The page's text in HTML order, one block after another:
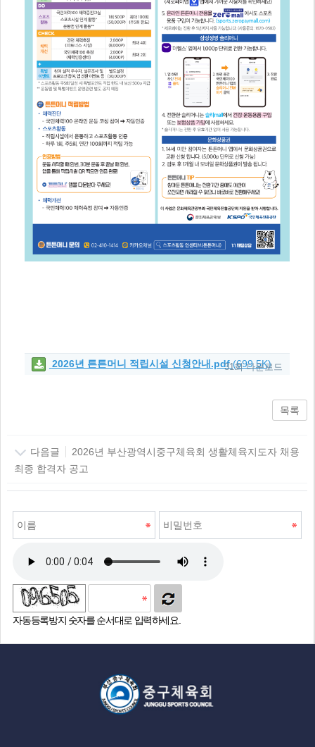
2026년 튼튼머니 적립시설 신청안내.pdf(699.5K)
31회 다운로드
목록
다음글
2026년 부산광역시중구체육회 생활체육지도자 채용
최종 합격자 공고
자동등록방지 숫자를 순서대로 입력하세요.